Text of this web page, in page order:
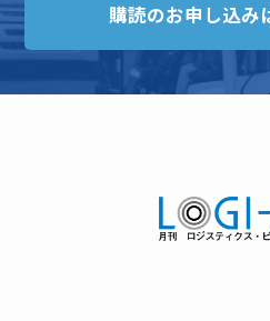
購読のお申し込み